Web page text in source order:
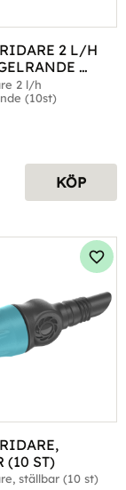
2 L/H
2 l/h
(10st)
KÖP
(10 ST)
ställbar (10 st)